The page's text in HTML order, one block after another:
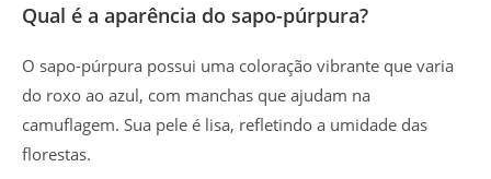
Qual é a aparência do sapo-púrpura?
O sapo-púrpura possui uma coloração vibrante que varia
do roxo ao azul, com manchas que ajudam na
camuflagem. Sua pele é lisa, refletindo a umidade das
florestas.